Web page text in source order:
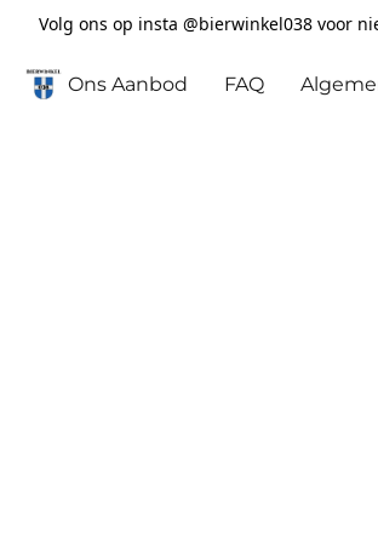
Volg ons op insta @bierwinkel038 voor
Ons Aanbod FAQ